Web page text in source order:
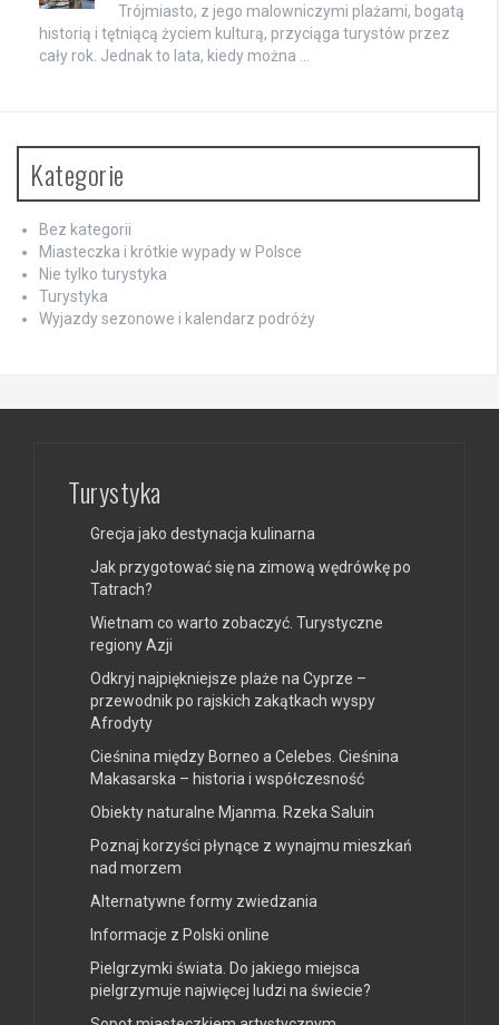
Trójmiasto, z jego malowniczymi plażami, bogatą
historią i tętniącą życiem kulturą, przyciąga turystów przez
cały rok. Jednak to lata, kiedy można …
Kategorie
Bez kategorii
Miasteczka i krótkie wypady w Polsce
Nie tylko turystyka
Turystyka
Wyjazdy sezonowe i kalendarz podróży
Turystyka
Grecja jako destynacja kulinarna
Jak przygotować się na zimową wędrówkę po
Tatrach?
Wietnam co warto zobaczyć. Turystyczne
regiony Azji
Odkryj najpiękniejsze plaże na Cyprze –
przewodnik po rajskich zakątkach wyspy
Afrodyty
Cieśnina między Borneo a Celebes. Cieśnina
Makasarska – historia i współczesność
Obiekty naturalne Mjanma. Rzeka Saluin
Poznaj korzyści płynące z wynajmu mieszkań
nad morzem
Alternatywne formy zwiedzania
Informacje z Polski online
Pielgrzymki świata. Do jakiego miejsca
pielgrzymuje najwięcej ludzi na świecie?